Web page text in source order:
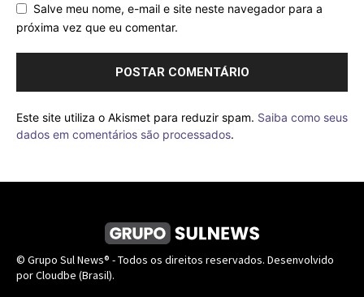
Salve meu nome, e-mail e site neste navegador para a
próxima vez que eu comentar.
Este site utiliza o Akismet para reduzir spam. Saiba como seus
dados em comentários são processados.
© Grupo Sul News® - Todos os direitos reservados. Desenvolvido
por Cloudbe (Brasil).